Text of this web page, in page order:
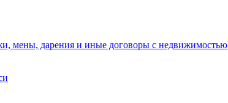
мены, дарения и иные договоры с недвижимостью